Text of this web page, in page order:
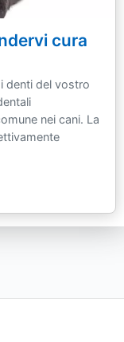
cura
denti del vostro
nei cani. La